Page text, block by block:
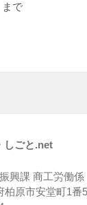
まで
しごと.net
興課 商工労働係
原市安堂町1番